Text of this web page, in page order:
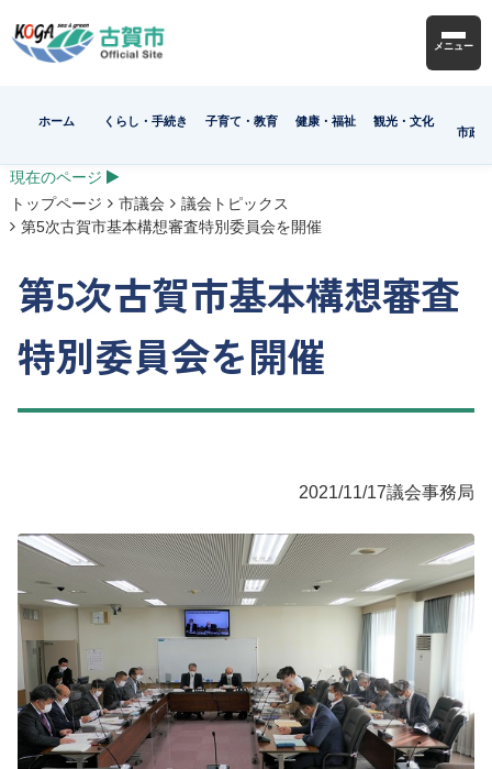
メニュー
ホーム くらし・手続き 子育て・教育 健康・福祉
観光・文化
市政
現在のページ
トップページ
市議会
議会トピックス
第5次古賀市基本構想審査特別委員会を開催
第5次古賀市基本構想審査
特別委員会を開催
2021/11/17議会事務局